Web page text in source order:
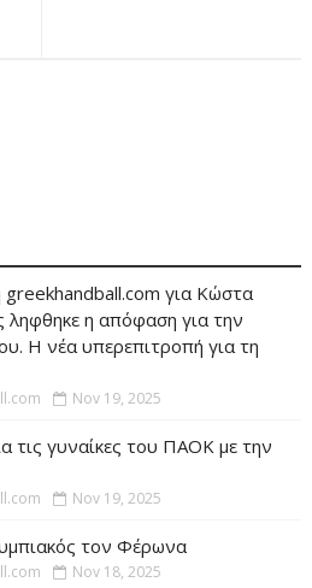
greekhandball.com για Κώστα
ληφθηκε η απόφαση για την
Η νέα υπερεπιτροπή για τη
Nov 19, 2025
τις γυναίκες του ΠΑΟΚ με την
Nov 19, 2025
τον Φέρωνα
Nov 18, 2025